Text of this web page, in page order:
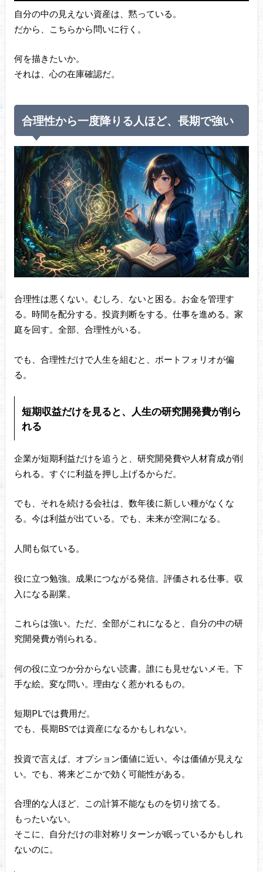
自分の中の見えない資産は、黙っている。
だから、こちらから問いに行く。
何を描きたいか。
それは、心の在庫確認だ。
合理性から一度降りる人ほど、長期で強い
合理性は悪くない。むしろ、ないと困る。お金を管理す
る。時間を配分する。投資判断をする。仕事を進める。家
庭を回す。全部、合理性がいる。
でも、合理性だけで人生を組むと、ポートフォリオが偏
る。
短期収益だけを見ると、人生の研究開発費が削ら
れる
企業が短期利益だけを追うと、研究開発費や人材育成が削
られる。すぐに利益を押し上げるからだ。
でも、それを続ける会社は、数年後に新しい種がなくな
る。今は利益が出ている。でも、未来が空洞になる。
人間も似ている。
役に立つ勉強。成果につながる発信。評価される仕事。収
入になる副業。
これらは強い。ただ、全部がこれになると、自分の中の研
究開発費が削られる。
何の役に立つか分からない読書。誰にも見せないメモ。下
手な絵。変な問い。理由なく惹かれるもの。
短期PLでは費用だ。
でも、長期BSでは資産になるかもしれない。
投資で言えば、オプション価値に近い。今は価値が見えな
い。でも、将来どこかで効く可能性がある。
合理的な人ほど、この計算不能なものを切り捨てる。
もったいない。
そこに、自分だけの非対称リターンが眠っているかもしれ
ないのに。